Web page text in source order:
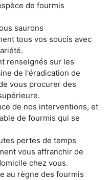
de fourmis
saurons
tous vos soucis avec
renseignés sur les
de l'éradication de
vous procurer des
de nos interventions, et
de fourmis qui se
pertes de temps
vous affranchir de
chez vous.
au règne des fourmis